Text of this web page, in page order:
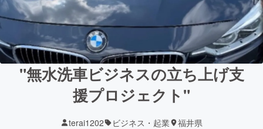
"無水洗車ビジネスの立ち上げ支
援プロジェクト"
terai1202 ビジネス・起業 福井県